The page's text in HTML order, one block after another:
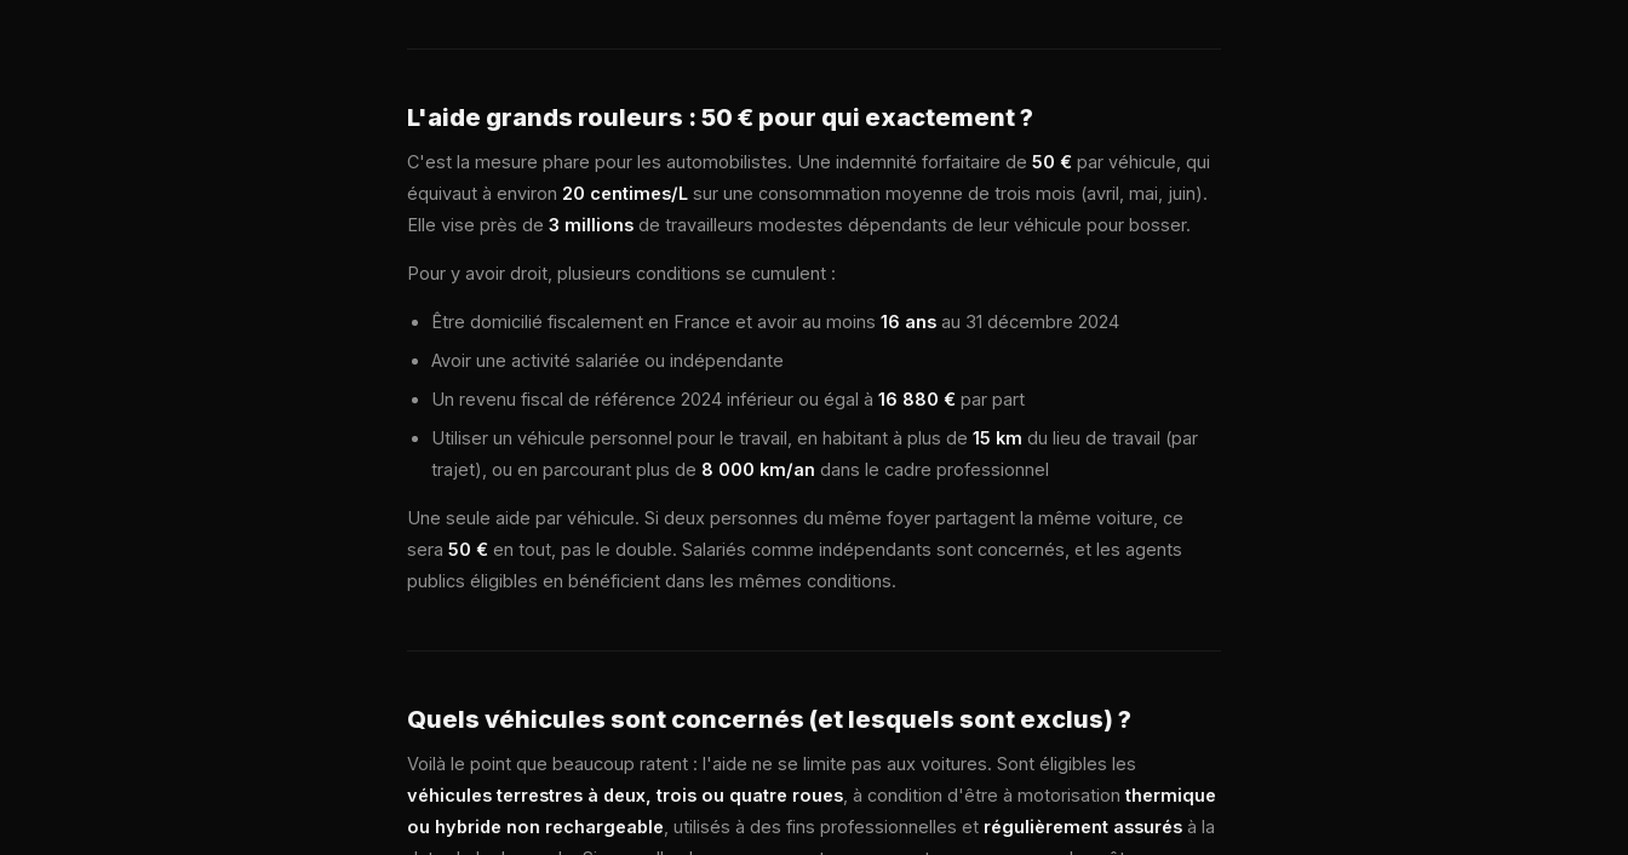
L'aide grands rouleurs : 50 € pour qui exactement ?
C'est la mesure phare pour les automobilistes. Une indemnité forfaitaire de 50 € par véhicule, qui
équivaut à environ 20 centimes/L sur une consommation moyenne de trois mois (avril, mai, juin).
Elle vise près de 3 millions de travailleurs modestes dépendants de leur véhicule pour bosser.
Pour y avoir droit, plusieurs conditions se cumulent :
Être domicilié fiscalement en France et avoir au moins 16 ans au 31 décembre 2024
Avoir une activité salariée ou indépendante
Un revenu fiscal de référence 2024 inférieur ou égal à 16 880 € par part
Utiliser un véhicule personnel pour le travail, en habitant à plus de 15 km du lieu de travail (par
trajet), ou en parcourant plus de 8 000 km/an dans le cadre professionnel
Une seule aide par véhicule. Si deux personnes du même foyer partagent la même voiture, ce
sera 50 € en tout, pas le double. Salariés comme indépendants sont concernés, et les agents
publics éligibles en bénéficient dans les mêmes conditions.
Quels véhicules sont concernés (et lesquels sont exclus) ?
Voilà le point que beaucoup ratent : l'aide ne se limite pas aux voitures. Sont éligibles les
véhicules terrestres à deux, trois ou quatre roues , à condition d'être à motorisationthermique
ou hybride non rechargeable , utilisés à des fins professionnelles et régulièrement assurés à la